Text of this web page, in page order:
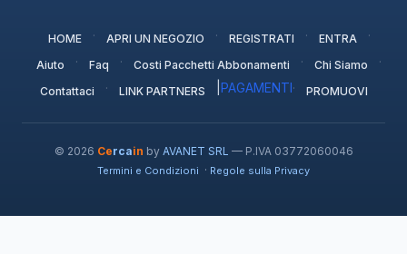
HOME · APRI UN NEGOZIO · REGISTRATI · ENTRA ·
Aiuto · Faq · Costi Pacchetti Abbonamenti · Chi Siamo ·
Contattaci · LINK PARTNERS PAGAMENTI· PROMUOVI
© 2026 Cercain by AVANET SRL — P.IVA 03772060046
Termini e Condizioni · Regole sulla Privacy